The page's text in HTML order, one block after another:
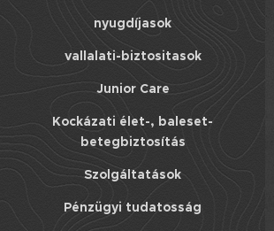
nyugdíjasok
vallalati-biztositasok
Junior Care
Kockázati élet-, baleset-
betegbiztosítás
Szolgáltatások
Pénzügyi tudatosság